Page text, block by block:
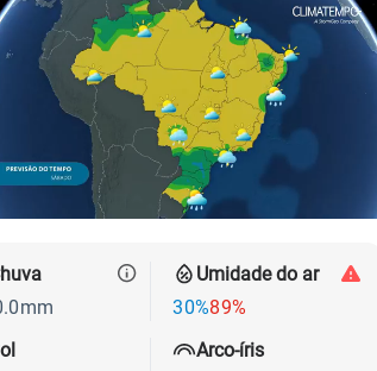
Umidade do ar
30%89%
Arco-íris